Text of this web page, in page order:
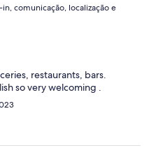
comunicação, localização e
restaurants, bars.
so very welcoming .